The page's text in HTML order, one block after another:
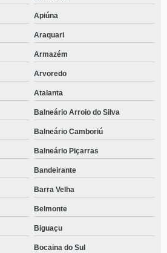
Apiúna
Araquari
Armazém
Arvoredo
Atalanta
Balneário Arroio do Silva
Balneário Camboriú
Balneário Piçarras
Bandeirante
Barra Velha
Belmonte
Biguaçu
Bocaina do Sul